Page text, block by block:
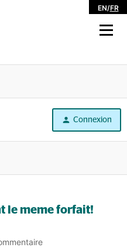
EN/FR
Connexion
le meme forfait!